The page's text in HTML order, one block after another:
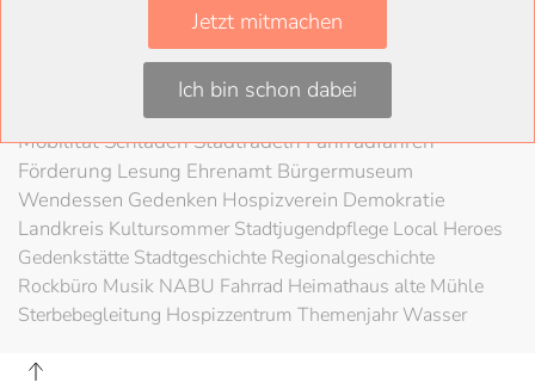
KunstvereinMuseum
Braunschweigische LandschaftHABSchloss
80 Jahre KriegsendeLiteratur
SchöppenstedtUmweltschutzLAG Rock
MobilitätSchladenStadtradelnFahrradfahren
Förderung Lesung Ehrenamt Bürgermuseum
Wendessen Gedenken Hospizverein Demokratie
Landkreis KultursommerStadtjugendpflege Local Heroes
Gedenkstätte Stadtgeschichte Regionalgeschichte
Rockbüro Musik NABU Fahrrad Heimathaus alte Mühle
Sterbebegleitung Hospizzentrum Themenjahr Wasser
Jetzt mitmachen
Ich bin schon dabei